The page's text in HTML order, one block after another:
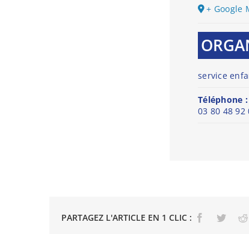
+ Google
service
Téléphone :
03 80 48 92
PARTAGEZ L'ARTICLE EN 1 CLIC : Facebook
Twitter